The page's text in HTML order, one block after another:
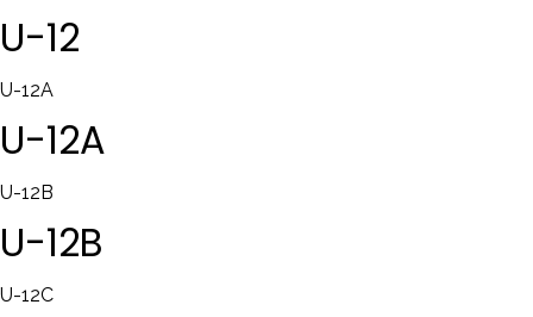
U-12
U-12A
U-12A
U-12B
U-12B
U-12C